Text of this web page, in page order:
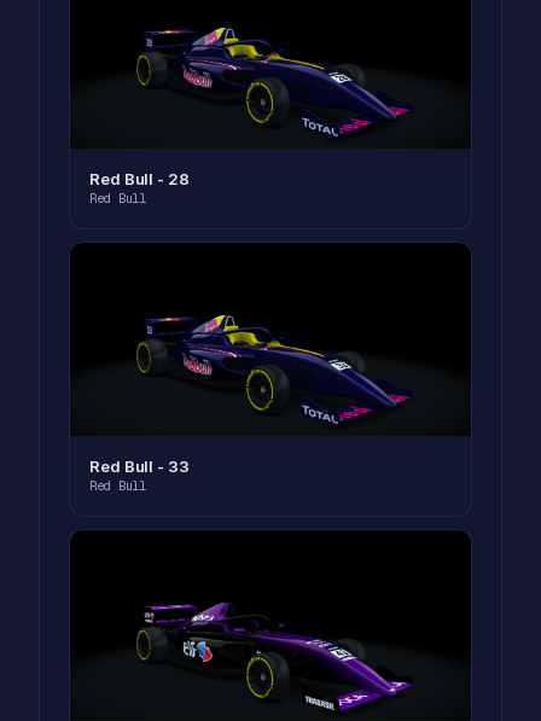
Red Bull - 28
Red Bull
Red Bull - 33
Red Bull